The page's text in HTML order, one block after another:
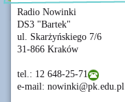
Radio Nowinki
DS3 "Bartek"
ul. Skarżyńskiego 7/6
31-866 Kraków
tel.: 12 648-25-71
e-mail: nowinki@pk.edu.pl